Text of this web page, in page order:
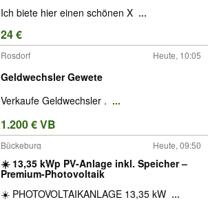
Ich biete hier einen schönen X ...
24 €
Rosdorf Heute, 10:05
Geldwechsler Gewete
Verkaufe Geldwechsler . ...
1.200 € VB
Bückeburg Heute, 09:50
☀️ 13,35 kWp PV-Anlage inkl. Speicher –
Premium-Photovoltaik
☀️ PHOTOVOLTAIKANLAGE 13,35 kW ...